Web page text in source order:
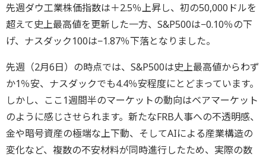
先週ダウ工業株価指数は＋2.5％上昇し、初の50,000ドルを
超えて史上最高値を更新した一方、S&P500は−0.10％の下
げ、ナスダック100は−1.87％下落となりました。
先週（2月6日）の時点では、S&P500は史上最高値からわず
か1％安、ナスダックでも4.4％安程度にとどまっています。
しかし、ここ1週間半のマーケットの動向はベアマーケット
のように感じさせられます。新たなFRB人事への不透明感、
金や暗号資産の極端な上下動、そしてAIによる産業構造の
変化など、複数の不安材料が同時進行したため、実際の数